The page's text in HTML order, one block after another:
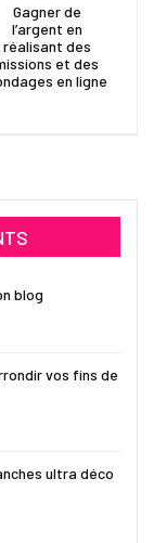
Gagner de
l’argent en
réalisant des
et des
en ligne
blog
vos fins de
ultra déco